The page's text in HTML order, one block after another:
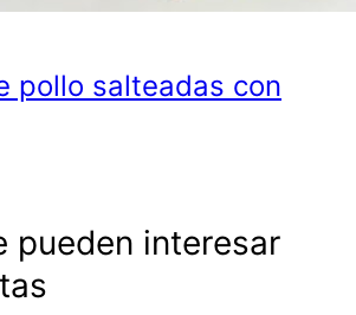
pollo salteadas con
pueden interesar